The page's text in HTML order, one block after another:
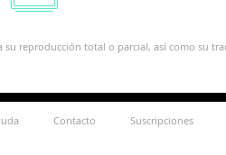
su reproducción total o parcial, así como su
Contacto Suscripciones